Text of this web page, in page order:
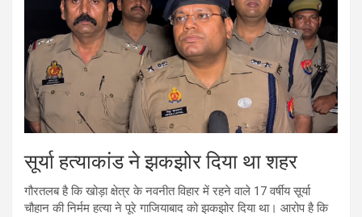
सूर्या हत्याकांड ने झकझोर दिया था शहर
गौरतलब है कि खोड़ा क्षेत्र के नवनीत विहार में रहने वाले 17 वर्षीय सूर्या
चौहान की निर्मम हत्या ने पूरे गाजियाबाद को झकझोर दिया था। आरोप है कि